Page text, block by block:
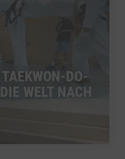
DO-
WELT NACH